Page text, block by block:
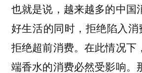
也就是说，越来越多的中国
好生活的同时，拒绝陷入消
拒绝超前消费。在此情况下
端香水的消费必然受影响。